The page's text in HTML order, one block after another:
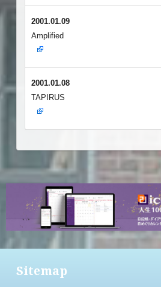
2001.01.09
Amplified
2001.01.08
TAPIRUS
Sitemap